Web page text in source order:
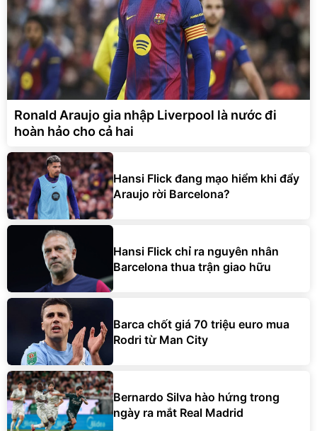
Ronald Araujo gia nhập Liverpool là nước đi
hoàn hảo cho cả hai
Hansi Flick đang mạo hiểm khi đẩy
Araujo rời Barcelona?
Hansi Flick chỉ ra nguyên nhân
Barcelona thua trận giao hữu
Barca chốt giá 70 triệu euro mua
Rodri từ Man City
Bernardo Silva hào hứng trong
ngày ra mắt Real Madrid